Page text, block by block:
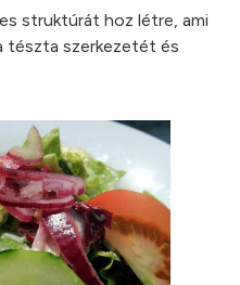
struktúrát hoz létre, ami
tészta szerkezetét és